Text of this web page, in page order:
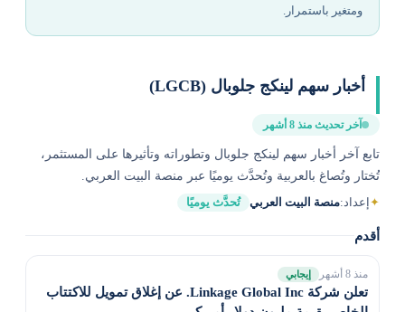
ومتغير باستمرار.
أخبار سهم لينكج جلوبال (LGCB)
آخر تحديث منذ 8 أشهر
تابع آخر أخبار سهم لينكج جلوبال وتطوراته وتأثيرها على المستثمر،
تُختار وتُصاغ بالعربية وتُحدَّث يوميًا عبر منصة البيت العربي.
✦إعداد:منصة البيت العربي تُحدَّث يوميًا
أقدم
منذ 8 أشهر إيجابي
تعلن شركة Linkage Global Inc. عن إغلاق تمويل للاكتتاب